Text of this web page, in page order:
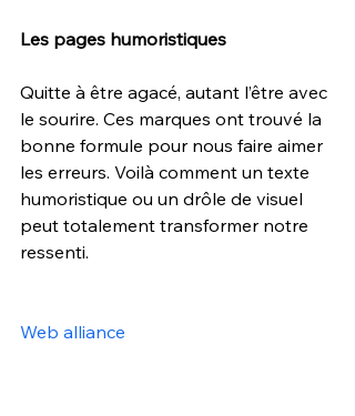
Les pages humoristiques
Quitte à être agacé, autant l’être avec
le sourire. Ces marques ont trouvé la
bonne formule pour nous faire aimer
les erreurs. Voilà comment un texte
humoristique ou un drôle de visuel
peut totalement transformer notre
ressenti.
Web alliance